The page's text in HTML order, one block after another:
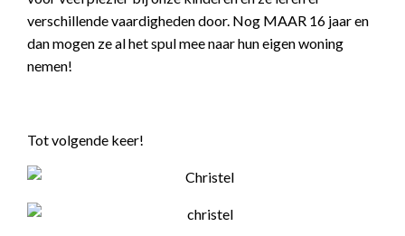
verschillende vaardigheden door. Nog MAAR 16 jaar en
dan mogen ze al het spul mee naar hun eigen woning
nemen!
Tot volgende keer!